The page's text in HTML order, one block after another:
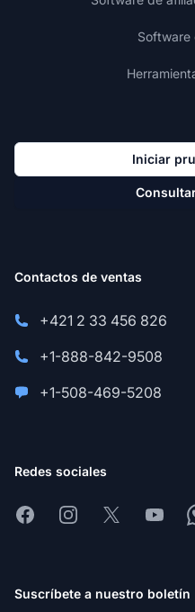
Software
Iniciar
Contactos de ventas
+421 2 33 456 826
+1-888-842-9508
+1-508-469-5208
Redes sociales
FacebookInstagram
X
Suscríbete a nuestro boletín